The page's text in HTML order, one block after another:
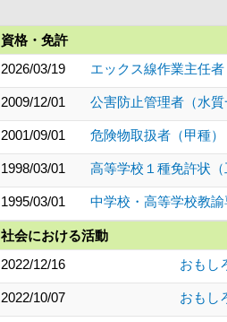
資格・免許
2026/03/19
エックス線作業主任者
2009/12/01 公害防止管理者（水質
2001/09/01 危険物取扱者（甲種）
1998/03/01 高等学校１種免許状（
1995/03/01 中学校・高等学校教諭
社会における活動
2022/12/16
おもし
2022/10/07 おもし